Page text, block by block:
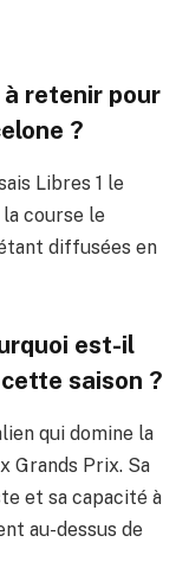
retenir pour
?
Libres 1 le
course le
diffusées en
est-il
saison ?
qui domine la
Grands Prix. Sa
et sa capacité à
au-dessus de